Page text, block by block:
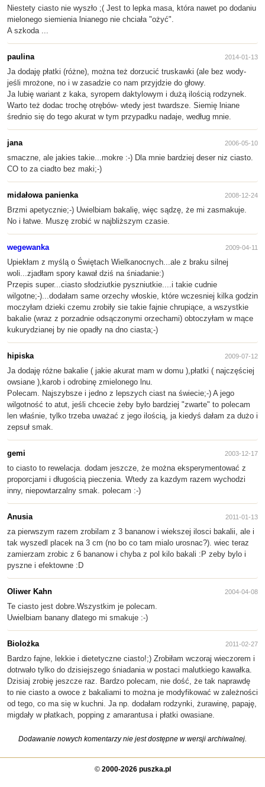
Niestety ciasto nie wyszło ;( Jest to lepka masa, która nawet po dodaniu
mielonego siemienia lnianego nie chciała "ożyć".
A szkoda ...
paulina 2014-01-13
Ja dodaję płatki (różne), można też dorzucić truskawki (ale bez wody-
jeśli mrożone, no i w zasadzie co nam przyjdzie do głowy.
Ja lubię wariant z kaka, syropem daktylowym i dużą ilością rodzynek.
Warto też dodac trochę otrębów- wtedy jest twardsze. Siemię lniane
średnio się do tego akurat w tym przypadku nadaje, według mnie.
jana 2006-05-10
smaczne, ale jakies takie...mokre :-) Dla mnie bardziej deser niz ciasto.
CO to za ciadto bez maki;-)
midałowa panienka 2008-12-24
Brzmi apetycznie;-) Uwielbiam bakalię, więc sądzę, że mi zasmakuje.
No i łatwe. Muszę zrobić w najbliższym czasie.
wegewanka 2009-04-11
Upiekłam z myślą o Świętach Wielkanocnych...ale z braku silnej
woli...zjadłam spory kawał dziś na śniadanie:)
Przepis super...ciasto słodziutkie pyszniutkie....i takie cudnie
wilgotne;-)...dodałam same orzechy włoskie, które wczesniej kilka godzin
moczyłam dzieki czemu zrobiły sie takie fajnie chrupiące, a wszystkie
bakalie (wraz z porzadnie odsączonymi orzechami) obtoczyłam w mące
kukurydzianej by nie opadły na dno ciasta;-)
hipiska 2009-07-12
Ja dodaję różne bakalie ( jakie akurat mam w domu ),płatki ( najczęściej
owsiane ),karob i odrobinę zmielonego lnu.
Polecam. Najszybsze i jedno z lepszych ciast na świecie;-) A jego
wilgotność to atut, jeśli chcecie żeby było bardziej "zwarte" to polecam
len właśnie, tylko trzeba uważać z jego ilością, ja kiedyś dałam za dużo i
zepsuł smak.
gemi 2003-12-17
to ciasto to rewelacja. dodam jeszcze, że można eksperymentować z
proporcjami i długością pieczenia. Wtedy za kazdym razem wychodzi
inny, niepowtarzalny smak. polecam :-)
Anusia 2011-01-13
za pierwszym razem zrobilam z 3 bananow i wiekszej ilosci bakalii, ale i
tak wyszedl placek na 3 cm (no bo co tam mialo urosnac?). wiec teraz
zamierzam zrobic z 6 bananow i chyba z pol kilo bakali :P zeby bylo i
pyszne i efektowne :D
Oliwer Kahn 2004-04-08
Te ciasto jest dobre.Wszystkim je polecam.
Uwielbiam banany dlatego mi smakuje :-)
Biolożka 2011-02-27
Bardzo fajne, lekkie i dietetyczne ciasto!;) Zrobiłam wczoraj wieczorem i
dotrwało tylko do dzisiejszego śniadania w postaci malutkiego kawałka.
Dzisiaj zrobię jeszcze raz. Bardzo polecam, nie dość, że tak naprawdę
to nie ciasto a owoce z bakaliami to można je modyfikować w zależności
od tego, co ma się w kuchni. Ja np. dodałam rodzynki, żurawinę, papaję,
migdały w płatkach, popping z amarantusa i płatki owasiane.
Dodawanie nowych komentarzy nie jest dostępne w wersji archiwalnej.
© 2000-2026 puszka.pl